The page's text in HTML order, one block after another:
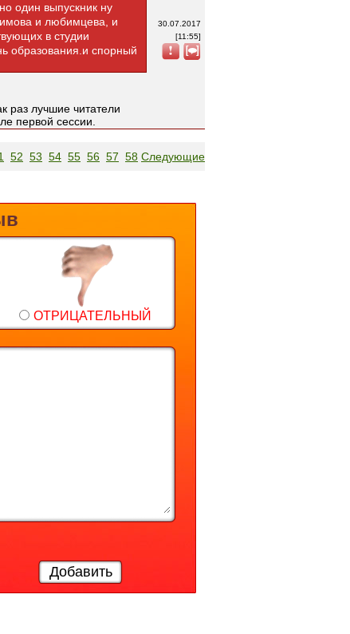
один выпускник ну
и любимцева, и
в студии
образования.и спорный
раз лучшие читатели
первой сессии.
30.07.2017
[11:55]
52 53 54 55 56 57 58 Следующие
ОТРИЦАТЕЛЬНЫЙ